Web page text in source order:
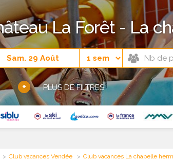
La Forêt - La
+ PLUS DE FILTRES
Club vacances Vendée Club vacances La chapelle